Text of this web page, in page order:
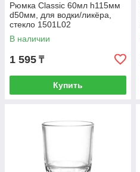
Рюмка Classic 60мл h115мм
d50мм, для водки/ликёра,
стекло 1501L02
В наличии
1 595 ₸
Купить